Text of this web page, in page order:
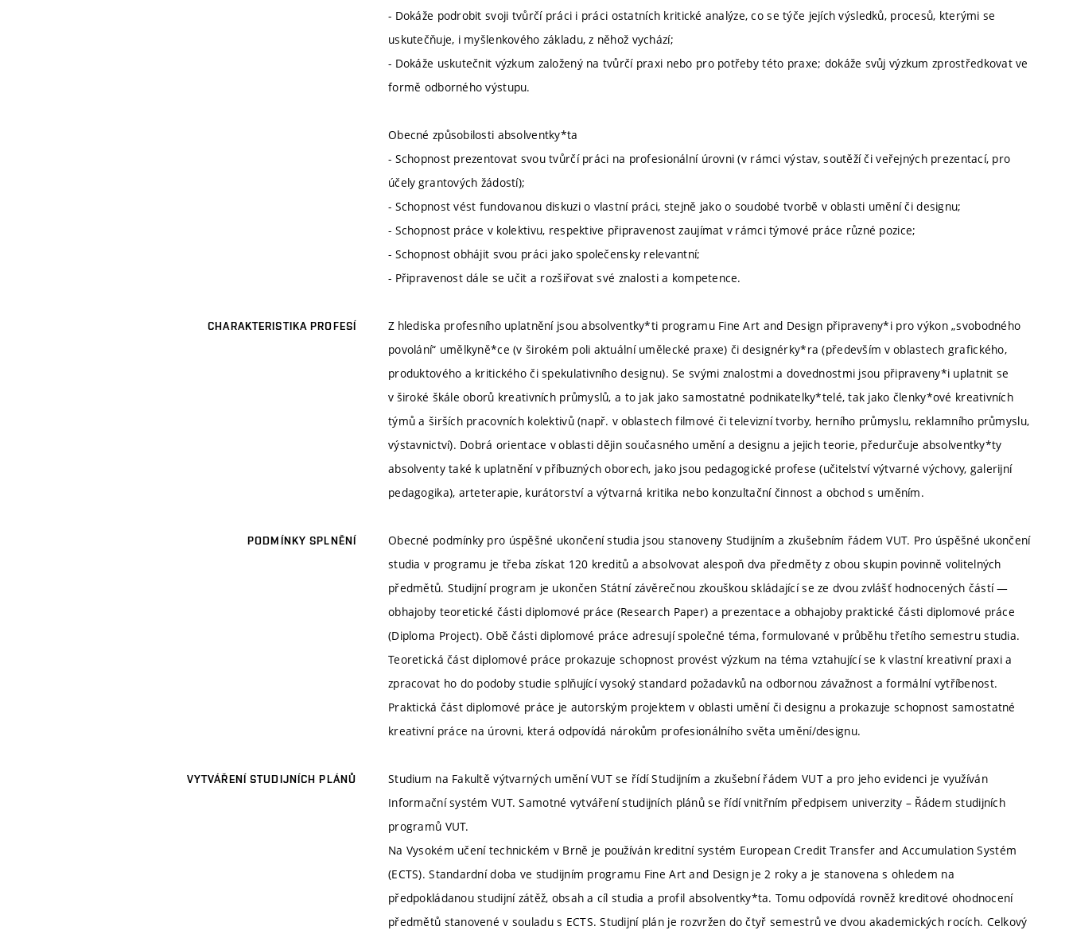
- Dokáže podrobit svoji tvůrčí práci i práci ostatních kritické analýze, co se týče jejích výsledků, procesů, kterými se
uskutečňuje, i myšlenkového základu, z něhož vychází;
- Dokáže uskutečnit výzkum založený na tvůrčí praxi nebo pro potřeby této praxe; dokáže svůj výzkum zprostředkovat ve
formě odborného výstupu.
Obecné způsobilosti absolventky*ta
- Schopnost prezentovat svou tvůrčí práci na profesionální úrovni (v rámci výstav, soutěží či veřejných prezentací, pro
účely grantových žádostí);
- Schopnost vést fundovanou diskuzi o vlastní práci, stejně jako o soudobé tvorbě v oblasti umění či designu;
- Schopnost práce v kolektivu, respektive připravenost zaujímat v rámci týmové práce různé pozice;
- Schopnost obhájit svou práci jako společensky relevantní;
- Připravenost dále se učit a rozšiřovat své znalosti a kompetence.
CHARAKTERISTIKA PROFESÍ
Z hlediska profesního uplatnění jsou absolventky*ti programu Fine Art and Design připraveny*i pro výkon „svobodného
povolání“ umělkyně*ce (v širokém poli aktuální umělecké praxe) či designérky*ra (především v oblastech grafického,
produktového a kritického či spekulativního designu). Se svými znalostmi a dovednostmi jsou připraveny*i uplatnit se
v široké škále oborů kreativních průmyslů, a to jak jako samostatné podnikatelky*telé, tak jako členky*ové kreativních
týmů a širších pracovních kolektivů (např. v oblastech filmové či televizní tvorby, herního průmyslu, reklamního průmyslu,
výstavnictví). Dobrá orientace v oblasti dějin současného umění a designu a jejich teorie, předurčuje absolventky*ty
absolventy také k uplatnění v příbuzných oborech, jako jsou pedagogické profese (učitelství výtvarné výchovy, galerijní
pedagogika), arteterapie, kurátorství a výtvarná kritika nebo konzultační činnost a obchod s uměním.
PODMÍNKY SPLNĚNÍ
Obecné podmínky pro úspěšné ukončení studia jsou stanoveny Studijním a zkušebním řádem VUT. Pro úspěšné ukončení
studia v programu je třeba získat 120 kreditů a absolvovat alespoň dva předměty z obou skupin povinně volitelných
předmětů. Studijní program je ukončen Státní závěrečnou zkouškou skládající se ze dvou zvlášť hodnocených částí —
obhajoby teoretické části diplomové práce (Research Paper) a prezentace a obhajoby praktické části diplomové práce
(Diploma Project). Obě části diplomové práce adresují společné téma, formulované v průběhu třetího semestru studia.
Teoretická část diplomové práce prokazuje schopnost provést výzkum na téma vztahující se k vlastní kreativní praxi a
zpracovat ho do podoby studie splňující vysoký standard požadavků na odbornou závažnost a formální vytříbenost.
Praktická část diplomové práce je autorským projektem v oblasti umění či designu a prokazuje schopnost samostatné
kreativní práce na úrovni, která odpovídá nárokům profesionálního světa umění/designu.
VYTVÁŘENÍ STUDIJNÍCH PLÁNŮ
Studium na Fakultě výtvarných umění VUT se řídí Studijním a zkušební řádem VUT a pro jeho evidenci je využíván
Informační systém VUT. Samotné vytváření studijních plánů se řídí vnitřním předpisem univerzity – Řádem studijních
programů VUT.
Na Vysokém učení technickém v Brně je používán kreditní systém European Credit Transfer and Accumulation Systém
(ECTS). Standardní doba ve studijním programu Fine Art and Design je 2 roky a je stanovena s ohledem na
předpokládanou studijní zátěž, obsah a cíl studia a profil absolventky*ta. Tomu odpovídá rovněž kreditové ohodnocení
předmětů stanovené v souladu s ECTS. Studijní plán je rozvržen do čtyř semestrů ve dvou akademických rocích. Celkový